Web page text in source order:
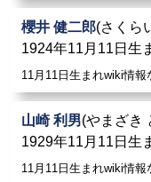
櫻井 健二郎(さくら
1924年11月11日生
11月11日生まれwiki情
山崎 利男(やまざき
1929年11月11日生
11月11日生まれwiki情